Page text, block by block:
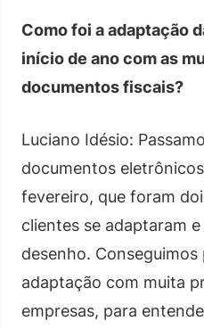
Como foi a adaptação
início de ano com as
documentos fiscais?
Luciano Idésio:
documentos
fevereiro, que foram
clientes se adaptaram
desenho. Conseguimos
adaptação com muita
empresas, para